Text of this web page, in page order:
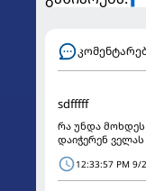
sdfffff
რა უნდა მოხდეს
დაიჭერენ
12:33:57 PM 9/